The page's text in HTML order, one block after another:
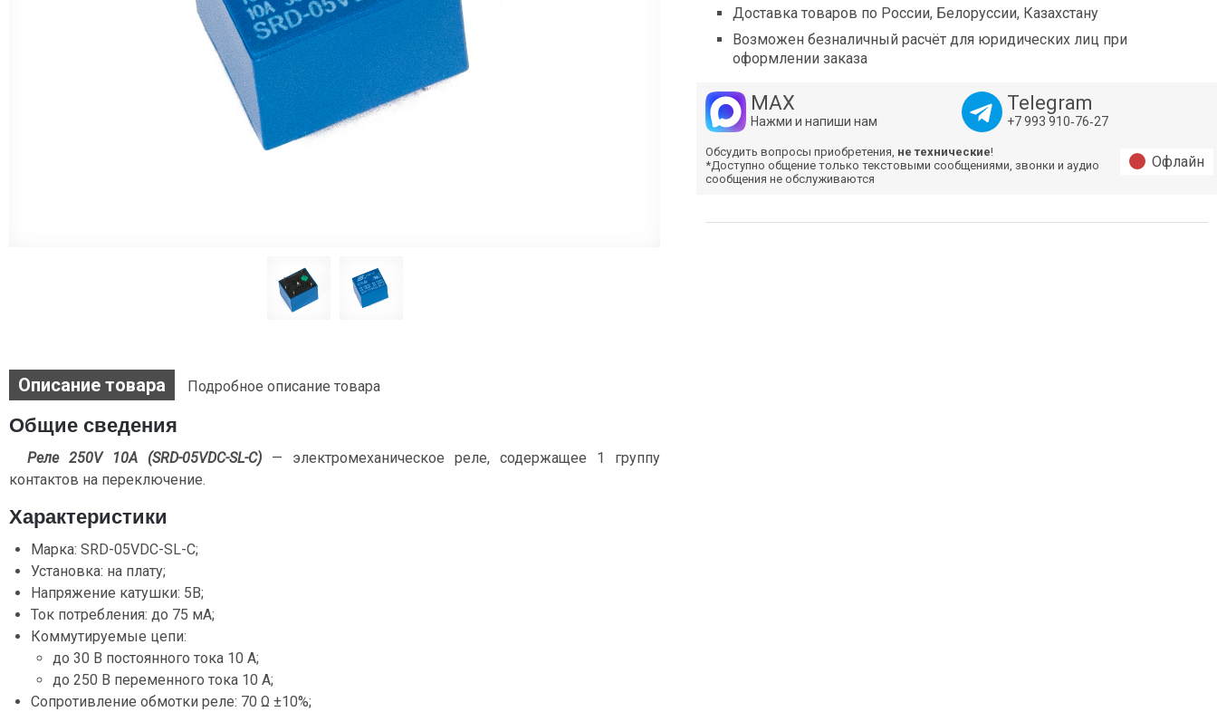
Доставка товаров по России, Белоруссии, Казахстану
Возможен безналичный расчёт для юридических лиц при
оформлении заказа
MAX
Нажми и напиши нам
Telegram
+7 993 910‑76‑27
Обсудить вопросы приобретения, не технические!
*Доступно общение только текстовыми сообщениями, звонки и аудио
сообщения не обслуживаются
Офлайн
Описание товара Подробное описание товара
Общие сведения
Реле 250V 10A (SRD-05VDC-SL-C) — электромеханическое реле, содержащее 1 группу
контактов на переключение.
Характеристики
Марка: SRD-05VDC-SL-C;
Установка: на плату;
Напряжение катушки: 5В;
Ток потребления: до 75 мА;
Коммутируемые цепи:
до 30 В постоянного тока 10 A;
до 250 В переменного тока 10 A;
Сопротивление обмотки реле: 70 Ω ±10%;